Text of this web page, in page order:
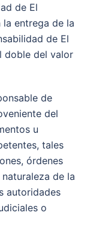
de El
entrega de la
de El
doble del valor
de
del
u
tales
órdenes
de la
autoridades
o